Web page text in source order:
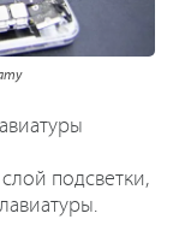
подсветки,